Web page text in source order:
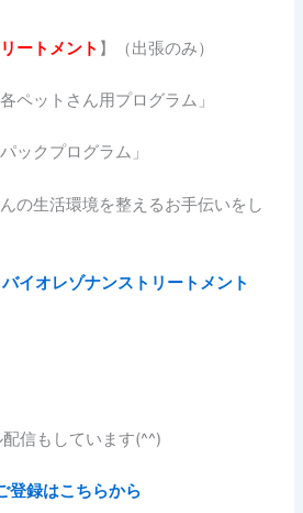
ートメント 】（出張のみ）
ペットさん用プログラム」
ックプログラム」
の生活環境を整えるお手伝いをし
バイオレゾナンストリートメント
配信もしています(^^)
登録はこちらから